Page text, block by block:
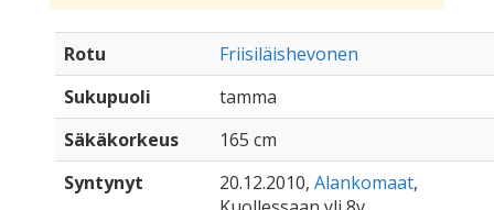
Rotu
Friisiläishevonen
Sukupuoli
tamma
Säkäkorkeus
165 cm
Syntynyt
20.12.2010, Alankomaat,